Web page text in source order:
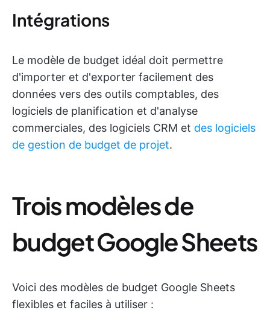
Intégrations
Le modèle de budget idéal doit permettre
d'importer et d'exporter facilement des
données vers des outils comptables, des
logiciels de planification et d'analyse
commerciales, des logiciels CRM et des logiciels
de gestion de budget de projet.
Trois modèles de
budget Google Sheets
Voici des modèles de budget Google Sheets
flexibles et faciles à utiliser :